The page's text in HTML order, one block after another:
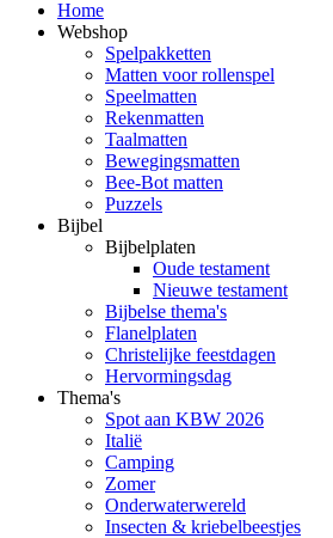
Home
Webshop
Spelpakketten
Matten voor rollenspel
Speelmatten
Rekenmatten
Taalmatten
Bewegingsmatten
Bee-Bot matten
Puzzels
Bijbel
Bijbelplaten
Oude testament
Nieuwe testament
Bijbelse thema's
Flanelplaten
Christelijke feestdagen
Hervormingsdag
Thema's
Spot aan KBW 2026
Italië
Camping
Zomer
Onderwaterwereld
Insecten & kriebelbeestjes